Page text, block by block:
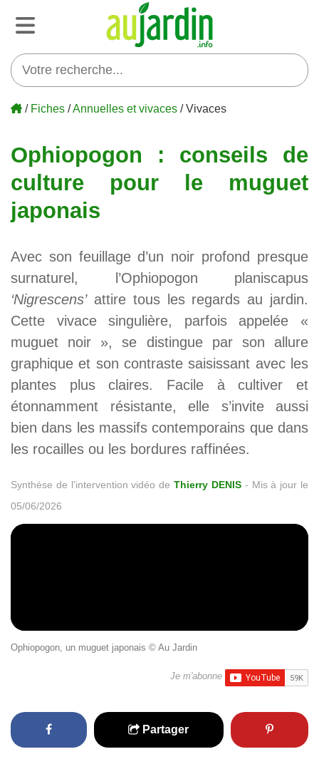
/ Fiches /Annuelles et vivaces / Vivaces
Ophiopogon : conseils de
culture pour le muguet
japonais
Avec son feuillage d’un noir profond presque
surnaturel, l’Ophiopogon planiscapus
‘Nigrescens’attire tous les regards au jardin.
Cette vivace singulière, parfois appelée «
muguet noir », se distingue par son allure
graphique et son contraste saisissant avec les
plantes plus claires. Facile à cultiver et
étonnamment résistante, elle s’invite aussi
bien dans les massifs contemporains que dans
les rocailles ou les bordures raffinées.
Synthèse de l'intervention vidéo deThierry DENIS - Mis à jour le
05/06/2026
Ophiopogon, un muguet japonais © Au Jardin
Je m'abonne
Partager